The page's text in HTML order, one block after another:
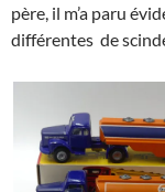
père, il m’a paru
différentes de